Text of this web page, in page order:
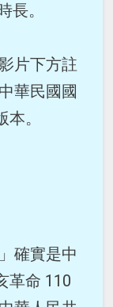
長。
片下方註
華民國國
。
確實是中
革命 110